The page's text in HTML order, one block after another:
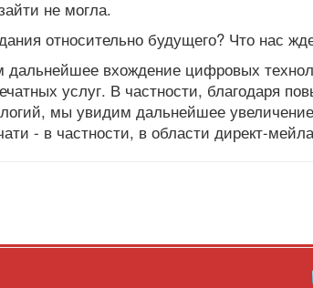
не могла.
относительно будущего? Что нас
вхождение цифровых
услуг. В частности, благодаря
мы увидим дальнейшее
- в частности, в области директ-